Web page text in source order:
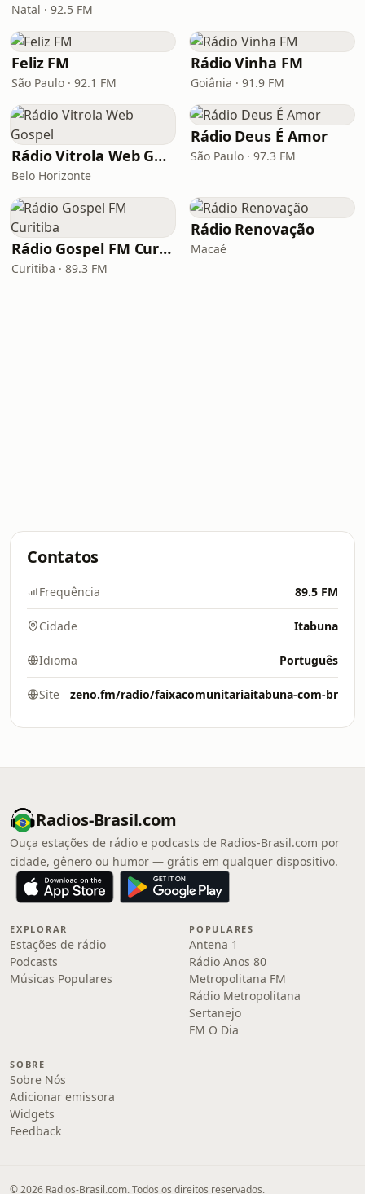
Natal · 92.5 FM
Feliz FM
São Paulo · 92.1 FM
Rádio Vinha FM
Goiânia · 91.9 FM
Rádio Vitrola Web Gospel
Belo Horizonte
Rádio Deus É Amor
São Paulo · 97.3 FM
Rádio Gospel FM Curitiba
Curitiba · 89.3 FM
Rádio Renovação
Macaé
Contatos
Frequência 89.5 FM
Cidade Itabuna
Idioma Português
Site zeno.fm/radio/faixacomunitariaitabuna-com-br
Radios-Brasil.com
Ouça estações de rádio e podcasts de Radios-Brasil.com por
cidade, gênero ou humor — grátis em qualquer dispositivo.
EXPLORAR
Estações de rádio
Podcasts
Músicas Populares
POPULARES
Antena 1
Rádio Anos 80
Metropolitana FM
Rádio Metropolitana
Sertanejo
FM O Dia
SOBRE
Sobre Nós
Adicionar emissora
Widgets
Feedback
© 2026 Radios-Brasil.com. Todos os direitos reservados.